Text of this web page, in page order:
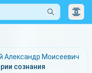
Александр Моисеевич
сознания